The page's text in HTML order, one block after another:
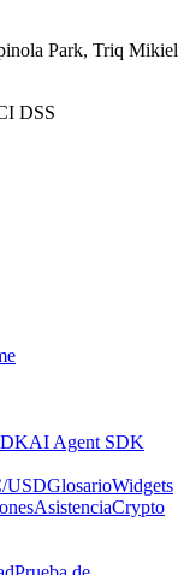
Park, Triq Mikiel
AI Agent SDK
USDGlosarioWidgets
AsistenciaCrypto